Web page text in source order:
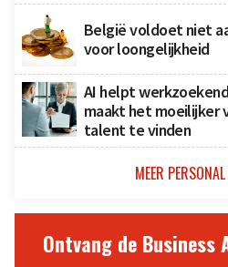
België voldoet niet
voor loongelijkheid
AI helpt
maakt het moeilijker
talent te vinden
MEER
Ontvang de Business